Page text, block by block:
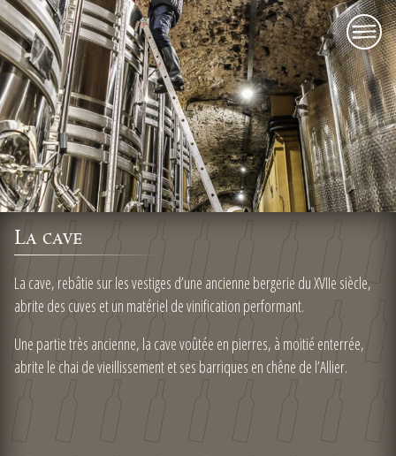
menu
La cave
La cave, rebâtie sur les vestiges d’une ancienne bergerie du XVIIe siècle,
abrite des cuves et un matériel de vinification performant.
Une partie très ancienne, la cave voûtée en pierres, à moitié enterrée,
abrite le chai de vieillissement et ses barriques en chêne de l’Allier.